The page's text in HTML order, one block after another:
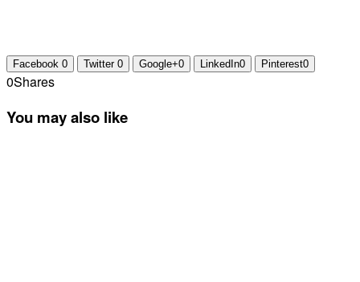
Facebook 0 Twitter 0 Google+0 LinkedIn0 Pinterest0
0Shares
You may also like